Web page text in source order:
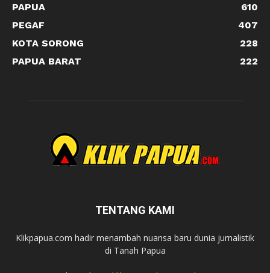
PAPUA
610
PEGAF
407
KOTA SORONG
228
PAPUA BARAT
222
TENTANG KAMI
Klikpapua.com hadir menambah nuansa baru dunia jurnalistik
di Tanah Papua